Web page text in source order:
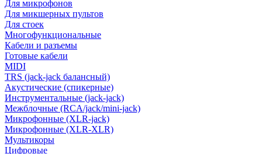
Для микрофонов
Для микшерных пультов
Для стоек
Многофункциональные
Кабели и разъемы
Готовые кабели
MIDI
TRS (jack-jack балансный)
Акустические (спикерные)
Инструментальные (jack-jack)
Межблочные (RCA/jack/mini-jack)
Микрофонные (XLR-jack)
Микрофонные (XLR-XLR)
Мультикоры
Цифровые